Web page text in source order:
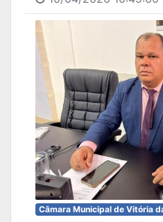
Câmara Municipal de Vitória